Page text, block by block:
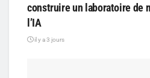
construire un laboratoire de
l’IA
il y a 3 jours